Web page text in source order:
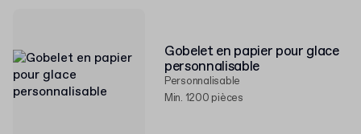
Gobelet en papier pour glace
personnalisable
Personnalisable
Min. 1200 pièces